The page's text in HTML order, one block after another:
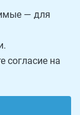
— для
согласие на